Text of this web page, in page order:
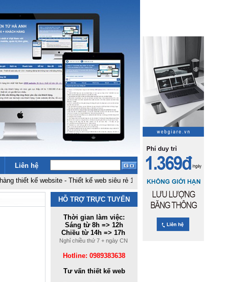
Liên hệ
website -Thiết kế web siêu rẻ 1,5 tr- Hosting đặt tại fpt không hạn chế
HỖ TRỢ TRỰC TUYẾN
Thời gian làm việc:
Sáng từ 8h => 12h
Chiều từ 14h => 17h
Nghỉ chiều thứ 7 + ngày CN
Hotline: 0989383638
Tư vấn thiết kế web